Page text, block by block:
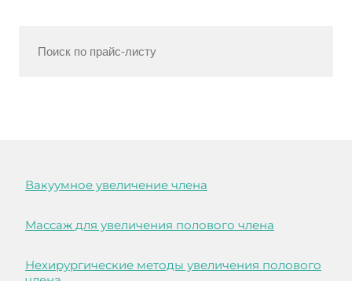
Вакуумное увеличение члена
Массаж для увеличения полового члена
Нехирургические методы увеличения полового